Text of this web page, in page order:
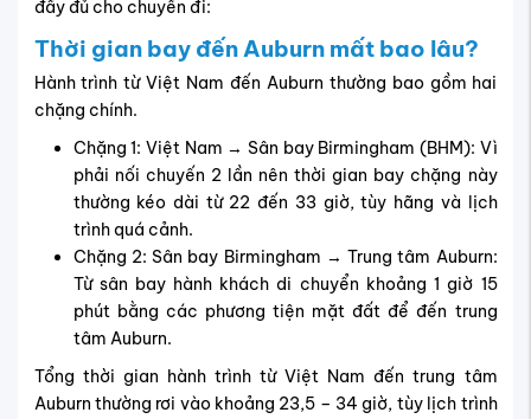
đầy đủ cho chuyến đi:
Thời gian bay đến Auburn mất bao lâu?
Hành trình từ Việt Nam đến Auburn thường bao gồm hai
chặng chính.
Chặng 1: Việt Nam → Sân bay Birmingham (BHM): Vì
phải nối chuyến 2 lần nên thời gian bay chặng này
thường kéo dài từ 22 đến 33 giờ, tùy hãng và lịch
trình quá cảnh.
Chặng 2: Sân bay Birmingham → Trung tâm Auburn:
Từ sân bay hành khách di chuyển khoảng 1 giờ 15
phút bằng các phương tiện mặt đất để đến trung
tâm Auburn.
Tổng thời gian hành trình từ Việt Nam đến trung tâm
Auburn thường rơi vào khoảng 23,5 – 34 giờ, tùy lịch trình